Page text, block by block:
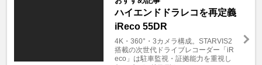
ハイエンドドラレコを再定義
iReco 55DR
4K・360°・3カメラ構成。STARVIS2
搭載の次世代ドライブレコーダー「iR
eco」は駐車監視・証拠能力を重視し